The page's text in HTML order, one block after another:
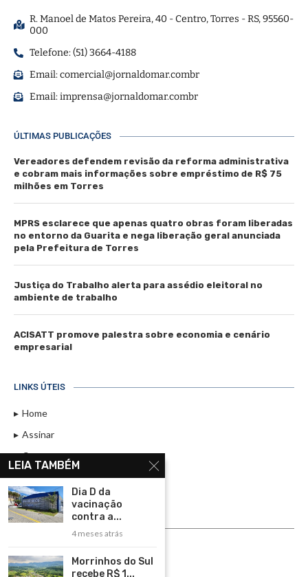
R. Manoel de Matos Pereira, 40 - Centro, Torres - RS, 95560-
000
Telefone: (51) 3664-4188
Email:comercial@jornaldomar.combr
Email:imprensa@jornaldomar.combr
ÚLTIMAS PUBLICAÇÕES
Vereadores defendem revisão da reforma administrativa
e cobram mais informações sobre empréstimo de R$ 75
milhões em Torres
MPRS esclarece que apenas quatro obras foram liberadas
no entorno da Guarita e nega liberação geral anunciada
pela Prefeitura de Torres
Justiça do Trabalho alerta para assédio eleitoral no
ambiente de trabalho
ACISATT promove palestra sobre economia e cenário
empresarial
LINKS ÚTEIS
Home
Assinar
Contato
Política de Privacidade
Rádio Maristela - Ao Vivo
ASSINE
LEIA TAMBÉM
Dia D da
vacinação
contra a...
4 meses atrás
Morrinhos do Sul
recebe R$ 1...